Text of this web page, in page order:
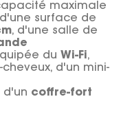
maximale
surface de
, d'une salle de
du Wi-Fi,
d'un mini-
coffre-fort